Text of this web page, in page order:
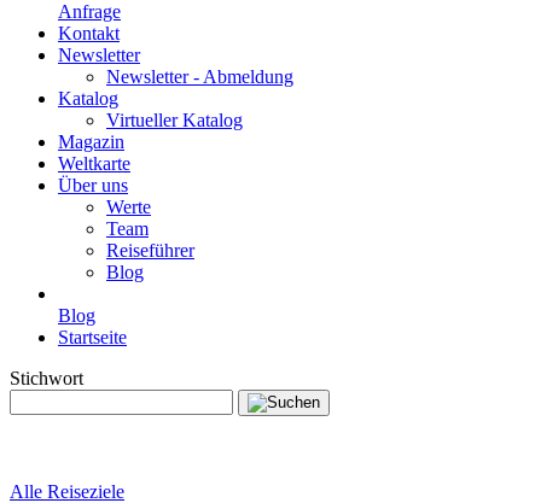
Anfrage
Kontakt
Newsletter
Newsletter - Abmeldung
Katalog
Virtueller Katalog
Magazin
Weltkarte
Über uns
Werte
Team
Reiseführer
Blog
Blog
Startseite
Stichwort
Alle Reiseziele